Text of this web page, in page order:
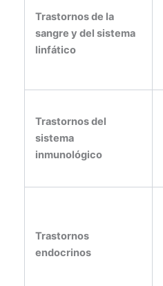
Trastornos de la
sangre y del sistema
linfático
Trastornos del
sistema
inmunológico
Trastornos
endocrinos